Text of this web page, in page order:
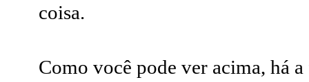
coisa.
Como você pode ver acima, há